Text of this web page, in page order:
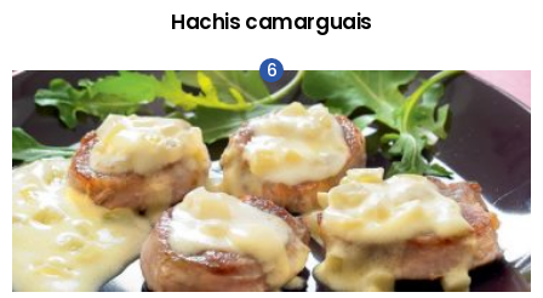
Hachis camarguais